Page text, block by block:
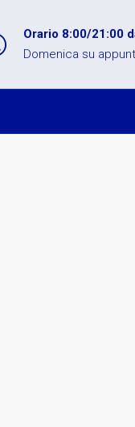
Orario 8:00/21:00
Domenica su